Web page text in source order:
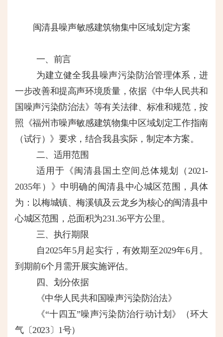
闽清县噪声敏感建筑物集中区域划定方案
一、前言
为建立健全我县噪声污染防治管理体系，进
一步改善和提高声环境质量，依据《中华人民共和
国噪声污染防治法》等有关法律、标准和规范，按
照《福州市噪声敏感建筑物集中区域划定工作指南
（试行）》要求，结合我县实际，制定本方案。
二、适用范围
适用于《闽清县国土空间总体规划（ 2021-
2035年）》中明确的闽清县中心城区范围，具体
为：以梅城镇、梅溪镇及云龙乡为核心的闽清县中
心城区范围，总面积为231.36平方公里。
三、执行期限
自 2025年5月起实行，有效期至2029年6月。
到期前6个月需开展实施评估。
四、划分依据
《中华人民共和国噪声污染防治法》
《“十四五”噪声污染防治行动计划》（环大
气〔2023〕1号）